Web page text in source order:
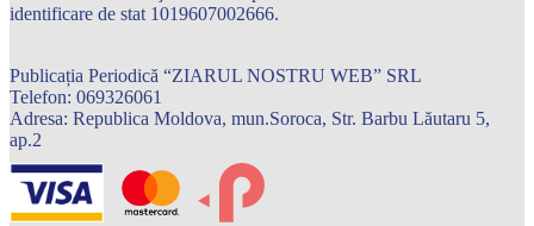
identificare de stat 1019607002666.
Publicația Periodică “ZIARUL NOSTRU WEB” SRL
Telefon: 069326061
Adresa: Republica Moldova, mun.Soroca, Str. Barbu Lăutaru 5,
ap.2